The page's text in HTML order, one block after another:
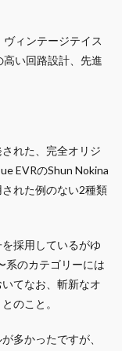
ィンテージテイス
高い回路設計、先進
れた、完全オリジ
EVRのShun Nokina
れた例のない2種類
採用しているがゆ
系のカテゴリーには
てなお、斬新なオ
のこと。
多かったですが、